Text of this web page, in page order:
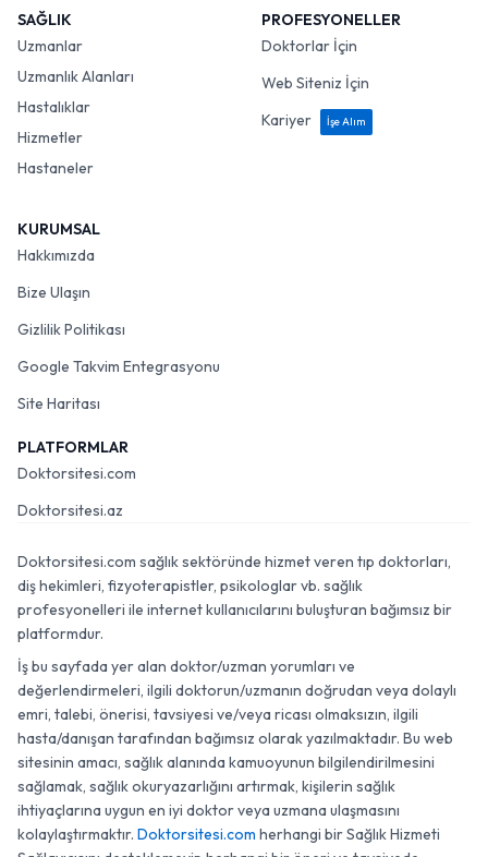
SAĞLIK
Uzmanlar
Uzmanlık Alanları
Hastalıklar
Hizmetler
Hastaneler
PROFESYONELLER
Doktorlar İçin
Web Siteniz İçin
Kariyer
İşe Alım
KURUMSAL
Hakkımızda
Bize Ulaşın
Gizlilik Politikası
Google Takvim Entegrasyonu
Site Haritası
PLATFORMLAR
Doktorsitesi.com
Doktorsitesi.az
Doktorsitesi.com sağlık sektöründe hizmet veren tıp doktorları,
diş hekimleri, fizyoterapistler, psikologlar vb. sağlık
profesyonelleri ile internet kullanıcılarını buluşturan bağımsız bir
platformdur.
İş bu sayfada yer alan doktor/uzman yorumları ve
değerlendirmeleri, ilgili doktorun/uzmanın doğrudan veya dolaylı
emri, talebi, önerisi, tavsiyesi ve/veya ricası olmaksızın, ilgili
hasta/danışan tarafından bağımsız olarak yazılmaktadır. Bu web
sitesinin amacı, sağlık alanında kamuoyunun bilgilendirilmesini
sağlamak, sağlık okuryazarlığını artırmak, kişilerin sağlık
ihtiyaçlarına uygun en iyi doktor veya uzmana ulaşmasını
kolaylaştırmaktır. Doktorsitesi.com herhangi bir Sağlık Hizmeti